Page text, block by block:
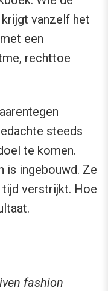
vanzelf het
een
rechttoe
steeds
te komen.
is ingebouwd. Ze
verstrijkt. Hoe
fashion